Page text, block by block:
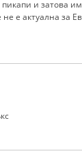
и затова
е актуална за